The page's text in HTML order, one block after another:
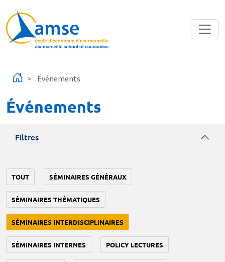
Événements
Événements
Filtres
TOUT SÉMINAIRES GÉNÉRAUX
SÉMINAIRES THÉMATIQUES
SÉMINAIRES INTERDISCIPLINAIRES
SÉMINAIRES INTERNES POLICY LECTURES